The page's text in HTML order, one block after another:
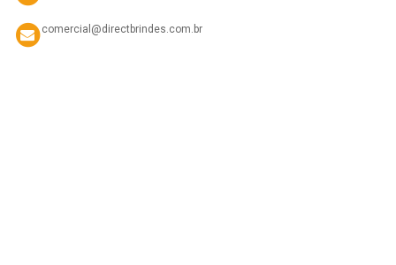
comercial@directbrindes.com.br